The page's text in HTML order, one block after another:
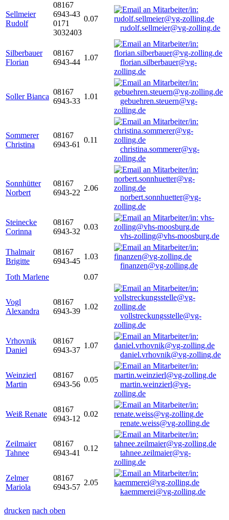
Sellmeier
Rudolf
08167
6943-43
0171
3032403
0.07
rudolf.sellmeier@vg-zolling.de
Silberbauer
Florian
08167
6943-44
1.07
florian.silberbauer@vg-
zolling.de
Soller Bianca
08167
6943-33
1.01
gebuehren.steuern@vg-
zolling.de
Sommerer
Christina
08167
6943-61
0.11
christina.sommerer@vg-
zolling.de
Sonnhütter
Norbert
08167
6943-22
2.06
norbert.sonnhuetter@vg-
zolling.de
Steinecke
Corinna
08167
6943-32
0.03
vhs-zolling@vhs-moosburg.de
Thalmair
Brigitte
08167
6943-45
1.03
finanzen@vg-zolling.de
Toth Marlene
0.07
Vogl
Alexandra
08167
6943-39
1.02
vollstreckungsstelle@vg-
zolling.de
Vrhovnik
Daniel
08167
6943-37
1.07
daniel.vrhovnik@vg-zolling.de
Weinzierl
Martin
08167
6943-56
0.05
martin.weinzierl@vg-
zolling.de
Weiß Renate
08167
6943-12
0.02
renate.weiss@vg-zolling.de
Zeilmaier
Tahnee
08167
6943-41
0.12
tahnee.zeilmaier@vg-
zolling.de
Zelmer
Mariola
08167
6943-57
2.05
kaemmerei@vg-zolling.de
drucken nach oben